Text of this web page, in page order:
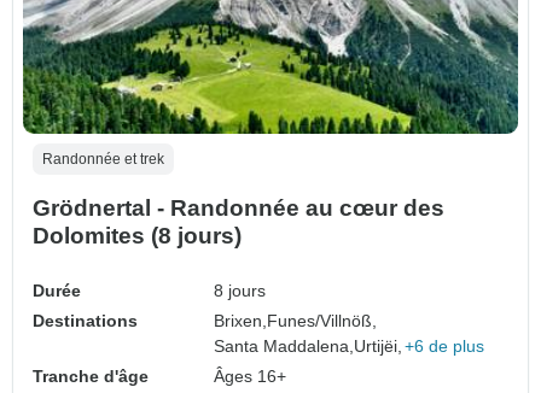
Randonnée et trek
Grödnertal - Randonnée au cœur des
Dolomites (8 jours)
Durée
8 jours
Destinations
Brixen, Funes/Villnöß,
Santa Maddalena, Urtijëi, +6 de plus
Tranche d'âge
Âges 16+